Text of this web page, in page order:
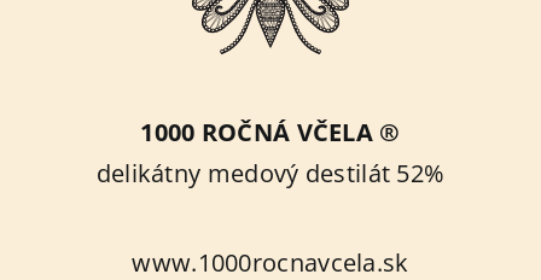
1000 ROČNÁ VČELA ®
delikátny medový destilát 52%
www.1000rocnavcela.sk